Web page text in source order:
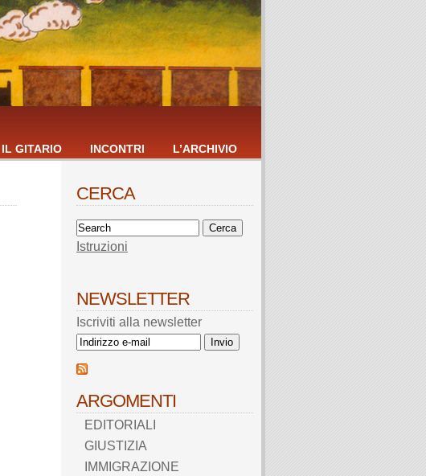
IL GITARIO INCONTRI L’ARCHIVIO
CERCA
Istruzioni
NEWSLETTER
Iscriviti alla newsletter
ARGOMENTI
EDITORIALI
GIUSTIZIA
IMMIGRAZIONE